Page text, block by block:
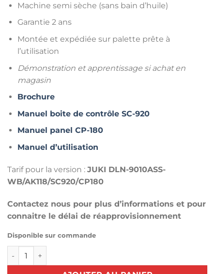
Machine semi sèche (sans bain d’huile)
Garantie 2 ans
Montée et expédiée sur palette prête à
l’utilisation
Démonstration et apprentissage si achat en
magasin
Brochure
Manuel boite de contrôle SC-920
Manuel panel CP-180
Manuel d’utilisation
Tarif pour la version : JUKI DLN-9010ASS-
WB/AK118/SC920/CP180
Contactez nous pour plus d’informations et pour
connaitre le délai de réapprovisionnement
Disponible sur commande
quantité de Piqueuse plate double entrainement JUKI